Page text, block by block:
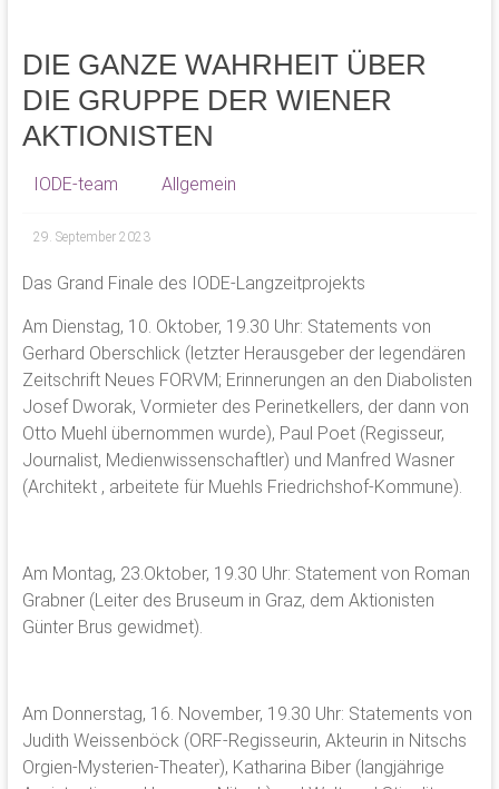
DIE GANZE WAHRHEIT ÜBER
DIE GRUPPE DER WIENER
AKTIONISTEN
IODE-team Allgemein
29. September 2023
Das Grand Finale des IODE-Langzeitprojekts
Am Dienstag, 10. Oktober, 19.30 Uhr: Statements von
Gerhard Oberschlick (letzter Herausgeber der legendären
Zeitschrift Neues FORVM; Erinnerungen an den Diabolisten
Josef Dworak, Vormieter des Perinetkellers, der dann von
Otto Muehl übernommen wurde), Paul Poet (Regisseur,
Journalist, Medienwissenschaftler) und Manfred Wasner
(Architekt , arbeitete für Muehls Friedrichshof-Kommune).
Am Montag, 23.Oktober, 19.30 Uhr: Statement von Roman
Grabner (Leiter des Bruseum in Graz, dem Aktionisten
Günter Brus gewidmet).
Am Donnerstag, 16. November, 19.30 Uhr: Statements von
Judith Weissenböck (ORF-Regisseurin, Akteurin in Nitschs
Orgien-Mysterien-Theater), Katharina Biber (langjährige